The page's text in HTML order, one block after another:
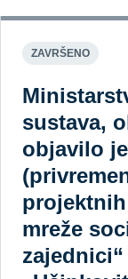
ZAVRŠENO
sustava,
objavilo
mreže